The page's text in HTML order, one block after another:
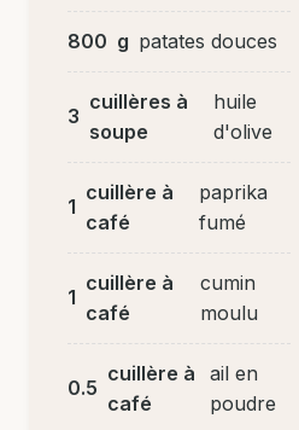
800 g patates douces
3
cuillères à
soupe
huile
d'olive
1
cuillère à
café
paprika
fumé
1
cuillère à
café
cumin
moulu
0.5
cuillère à
café
ail en
poudre